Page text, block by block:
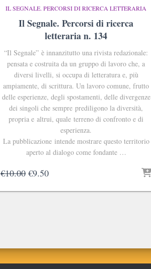
IL SEGNALE. PERCORSI DI RICERCA LETTERARIA
Il Segnale. Percorsi di ricerca
letteraria n. 134
“Il Segnale” è innanzitutto una rivista redazionale:
pensata e costruita da un gruppo di lavoro che, a
diversi livelli, si occupa di letteratura e, più
ampiamente, di scrittura. Un lavoro comune, frutto
delle esperienze, degli spostamenti, delle divergenze
dei singoli che sempre prediligono la diversità,
propria e altrui, quale terreno di confronto e di
esperienza.
La pubblicazione intende mostrare questo territorio
aperto al dialogo come fondante …
€10.00 Il
originale
€9.50Il
attuale